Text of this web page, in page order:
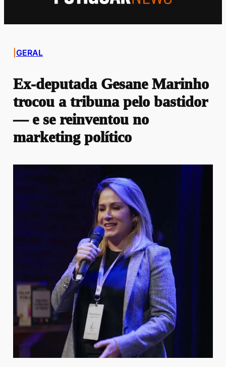
GERAL
Ex-deputada Gesane Marinho
trocou a tribuna pelo bastidor
— e se reinventou no
marketing político